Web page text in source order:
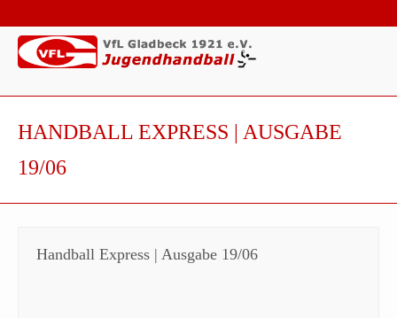
HANDBALL EXPRESS | AUSGABE
19/06
Handball Express | Ausgabe 19/06